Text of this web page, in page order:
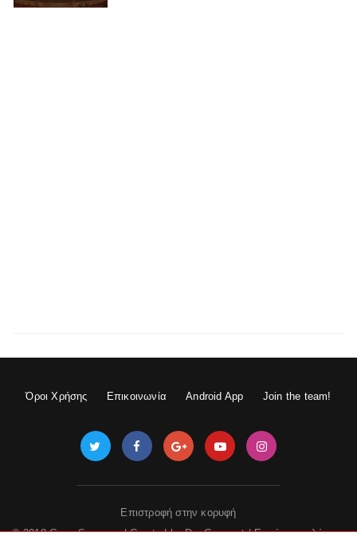
Όροι Χρήσης Επικοινωνία Android App Join the team!
Επιστροφή στην κορυφή
© 2018 GameSpace.gr | Created byDevGuru.net|Εμφάνιση πλήρους